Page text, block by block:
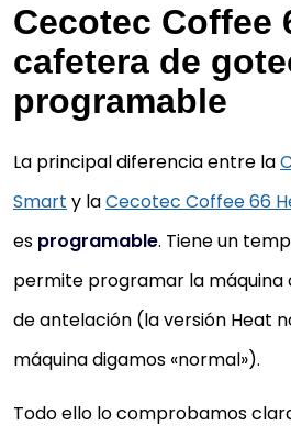
Cecotec Coffee
cafetera de
programable
La principal diferencia entre la
Smart y laCecotec Coffee 66
es programable. Tiene un
permite programar la máquina
de antelación (la versión Heat
máquina digamos «normal»).
Todo ello lo comprobamos